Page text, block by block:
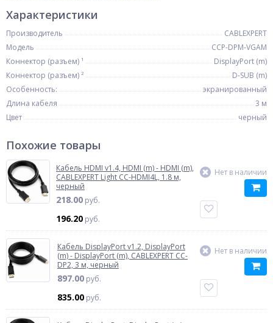
Характеристики
Производитель
CABLEXPERT
Модель
CCP-DPM-VGAM
Коннектор (разъем) ¹
DisplayPort (m)
Коннектор (разъем) ²
D-SUB (m)
Особенность:
экранированный
Длина кабеля
3 м
Цвет
черный
Похожие товары
Кабель HDMI v1.4, HDMI (m) - HDMI (m),
CABLEXPERT Light CC-HDMI4L, 1.8 м,
черный
218.00 руб.
196.20 руб.
Нет в наличии
Кабель DisplayPort v1.2, DisplayPort
(m) - DisplayPort (m), CABLEXPERT CC-
DP2, 3 м, черный
897.00 руб.
835.00 руб.
Нет в наличии